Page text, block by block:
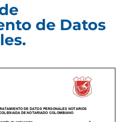
de Datos